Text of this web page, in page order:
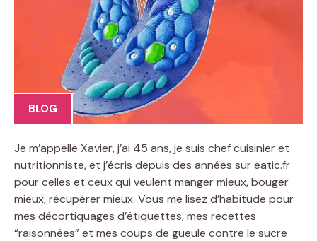
BLOG
Je m’appelle Xavier, j’ai 45 ans, je suis chef cuisinier et
nutritionniste, et j’écris depuis des années sur eatic.fr
pour celles et ceux qui veulent manger mieux, bouger
mieux, récupérer mieux. Vous me lisez d’habitude pour
mes décortiquages d’étiquettes, mes recettes
“raisonnées” et mes coups de gueule contre le sucre